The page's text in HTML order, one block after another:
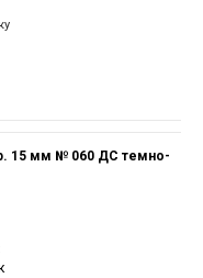
15 мм № 060 ДС темно-